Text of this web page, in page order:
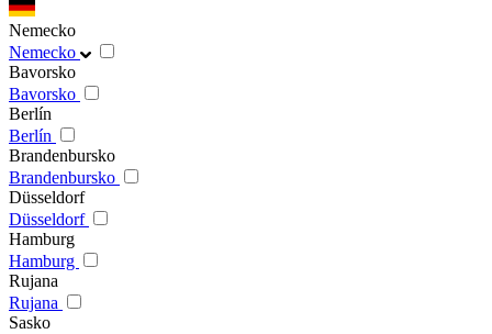
Nemecko
Nemecko
Bavorsko
Bavorsko
Berlín
Berlín
Brandenbursko
Brandenbursko
Düsseldorf
Düsseldorf
Hamburg
Hamburg
Rujana
Rujana
Sasko